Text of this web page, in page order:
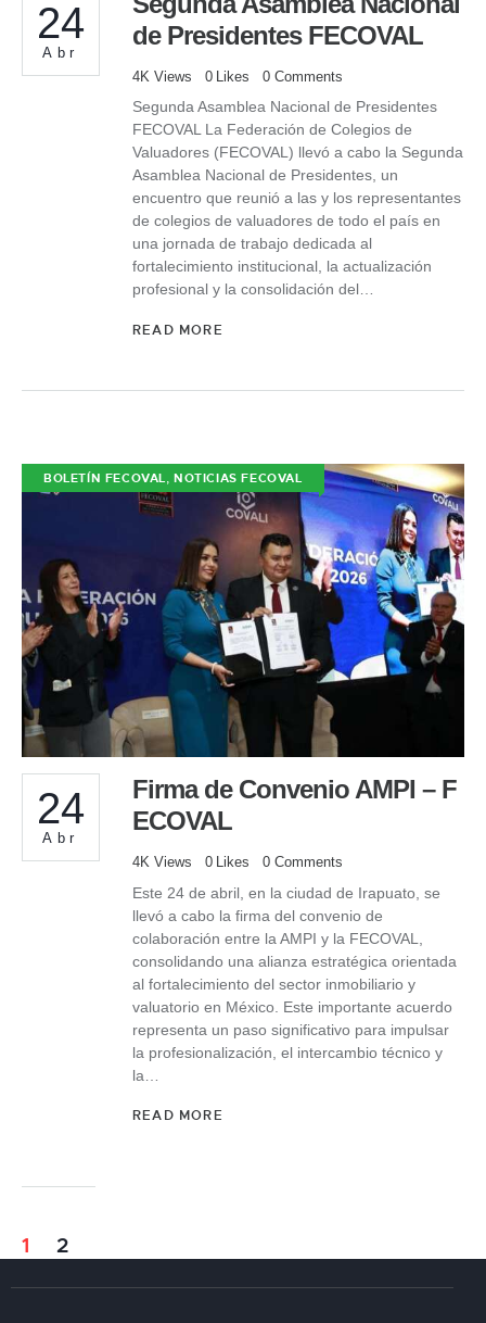
24
Abr
de Presidentes FECOVAL
4K Views 0 Likes 0 Comments
Segunda Asamblea Nacional de Presidentes
FECOVAL La Federación de Colegios de
Valuadores (FECOVAL) llevó a cabo la Segunda
Asamblea Nacional de Presidentes, un
encuentro que reunió a las y los representantes
de colegios de valuadores de todo el país en
una jornada de trabajo dedicada al
fortalecimiento institucional, la actualización
profesional y la consolidación del…
READ MORE
BOLETÍN FECOVAL , NOTICIAS FECOVAL
24
Abr
Firma de Convenio AMPI – F
ECOVAL
4K Views 0 Likes 0 Comments
Este 24 de abril, en la ciudad de Irapuato, se
llevó a cabo la firma del convenio de
colaboración entre la AMPI y la FECOVAL,
consolidando una alianza estratégica orientada
al fortalecimiento del sector inmobiliario y
valuatorio en México. Este importante acuerdo
representa un paso significativo para impulsar
la profesionalización, el intercambio técnico y
la…
READ MORE
1 2